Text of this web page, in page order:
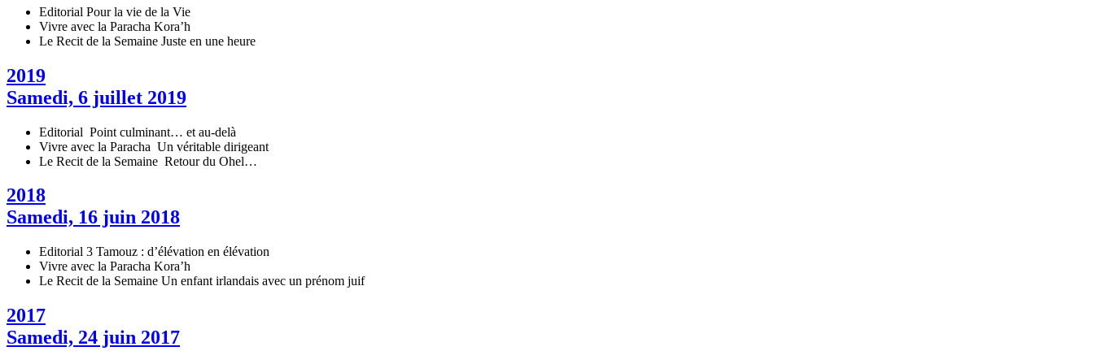
Editorial Pour la vie de la Vie
Vivre avec la Paracha Kora’h
Le Recit de la Semaine Juste en une heure
2019
Samedi, 6 juillet 2019
Editorial Point culminant… et au-delà
Vivre avec la Paracha Un véritable dirigeant
Le Recit de la Semaine Retour du Ohel…
2018
Samedi, 16 juin 2018
Editorial 3 Tamouz : d’élévation en élévation
Vivre avec la Paracha Kora’h
Le Recit de la Semaine Un enfant irlandais avec un prénom juif
2017
Samedi, 24 juin 2017